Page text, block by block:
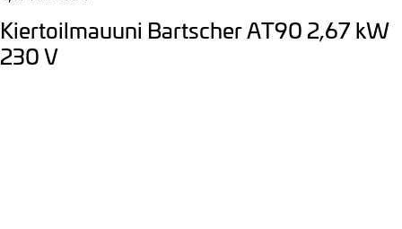
Kiertoilmauuni Bartscher AT90 2,67 kW
230 V